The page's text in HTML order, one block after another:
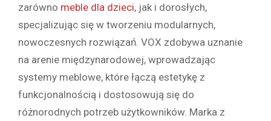
zarówno meble dla dzieci, jak i dorosłych,
specjalizując się w tworzeniu modularnych,
nowoczesnych rozwiązań. VOX zdobywa uznanie
na arenie międzynarodowej, wprowadzając
systemy meblowe, które łączą estetykę z
funkcjonalnością i dostosowują się do
różnorodnych potrzeb użytkowników. Marka z